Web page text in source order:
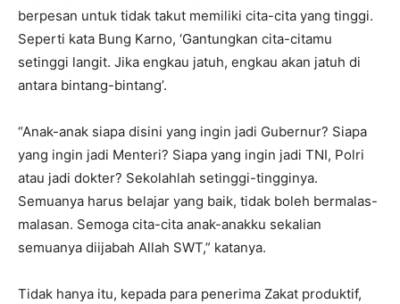
berpesan untuk tidak takut memiliki cita-cita yang tinggi.
Seperti kata Bung Karno, ‘Gantungkan cita-citamu
setinggi langit. Jika engkau jatuh, engkau akan jatuh di
antara bintang-bintang’.
“Anak-anak siapa disini yang ingin jadi Gubernur? Siapa
yang ingin jadi Menteri? Siapa yang ingin jadi TNI, Polri
atau jadi dokter? Sekolahlah setinggi-tingginya.
Semuanya harus belajar yang baik, tidak boleh bermalas-
malasan. Semoga cita-cita anak-anakku sekalian
semuanya diijabah Allah SWT,” katanya.
Tidak hanya itu, kepada para penerima Zakat produktif,